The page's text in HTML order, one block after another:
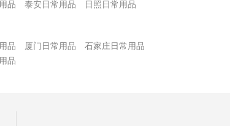
品 泰安日常用品
日照日常用品
品 厦门日常用品
石家庄日常用品
品